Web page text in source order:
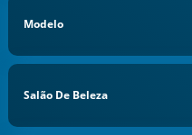
Modelo
Salão De Beleza